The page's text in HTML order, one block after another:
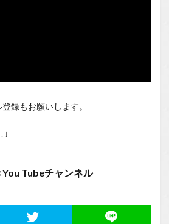
録もお願いします。
Tubeチャンネル